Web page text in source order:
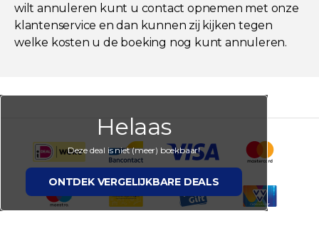
wilt annuleren kunt u contact opnemen met onze
klantenservice en dan kunnen zij kijken tegen
welke kosten u de boeking nog kunt annuleren.
Helaas
Deze deal is niet (meer) boekbaar!
ONTDEK VERGELIJKBARE DEALS